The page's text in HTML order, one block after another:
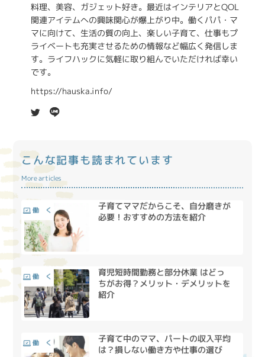
料理、美容、ガジェット好き。最近はインテリアとQOL
関連アイテムへの興味関心が爆上がり中。働くパパ・マ
マに向けて、生活の質の向上、楽しい子育て、仕事もプ
ライベートも充実させるための情報など幅広く発信しま
す。ライフハックに気軽に取り組んでいただければ幸い
です。
https://hauska.info/
こんな記事も読まれています
More articles
働 く 子育てママだからこそ、自分磨きが
必要！おすすめの方法を紹介
働 く 育児短時間勤務と部分休業 はどっ
ちがお得？メリット・デメリットを
紹介
働 く 子育て中のママ、パートの収入平均
は？損しない働き方や仕事の選び